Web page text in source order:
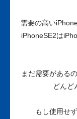
需要の高い
iPhoneSE2は
まだ需要がある
どんど
もし使用せ